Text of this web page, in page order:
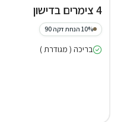
4 צימרים בדישון
10% הנחת דקה 90
בריכה ( מגודרת )